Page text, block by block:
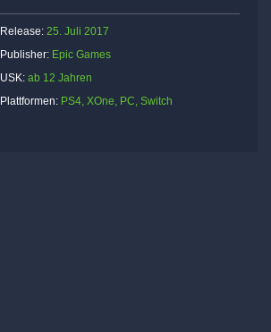
Release: 25. Juli 2017
Publisher: Epic Games
USK: ab 12 Jahren
Plattformen: PS4, XOne, PC, Switch